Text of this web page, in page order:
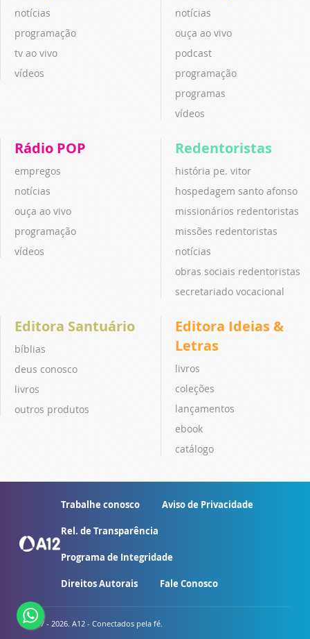
notícias
programação
tv ao vivo
vídeos
notícias
ouça ao vivo
podcast
programação
programas
vídeos
Rádio POP
empregos
notícias
ouça ao vivo
programação
vídeos
Redentoristas
história pe. vitor
hospedagem santo afonso
missionários redentoristas
missões redentoristas
notícias
obras sociais redentoristas
secretariado vocacional
Editora Santuário
bíblias
deus conosco
livros
outros produtos
Editora Ideias &
Letras
livros
coleções
lançamentos
ebook
catálogo
Trabalhe conosco Aviso de Privacidade
Rel. de Transparência
Programa de Integridade
Direitos Autorais Fale Conosco
© 2007 - 2026. A12 - Conectados pela fé.